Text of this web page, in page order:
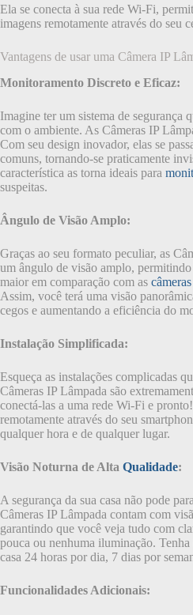
Ela se conecta à sua rede Wi-Fi,
imagens remotamente através do seu
Vantagens de usar uma Câmera IP
Monitoramento Discreto e Eficaz:
Imagine ter um sistema de segurança
com o ambiente. As Câmeras IP
Com seu design inovador, elas se
comuns, tornando-se praticamente
característica as torna ideais para
suspeitas.
Ângulo de Visão Amplo:
Graças ao seu formato peculiar, as
um ângulo de visão amplo,
maior em comparação com as
Assim, você terá uma visão
cegos e aumentando a eficiência do
Instalação Simplificada:
Esqueça as instalações complicadas
Câmeras IP Lâmpada são
conectá-las a uma rede Wi-Fi e
remotamente através do seu
qualquer hora e de qualquer lugar.
Visão Noturna de Alta Qualidade:
A segurança da sua casa não pode
Câmeras IP Lâmpada contam com
garantindo que você veja tudo com
pouca ou nenhuma iluminação.
casa 24 horas por dia, 7 dias por
Funcionalidades Adicionais: